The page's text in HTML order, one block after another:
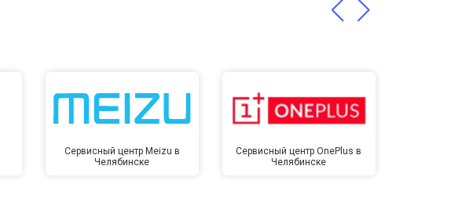
Сервисный центр Meizu в
Челябинске
Сервисный центр OnePlus в
Челябинске